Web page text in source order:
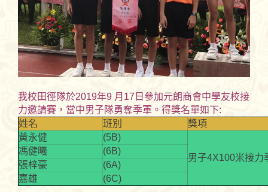
我校田徑隊於2019年9 月17日參加元朗商會中學友校接
力邀請賽，當中男子隊勇奪季軍。得獎名單如下:
姓名
班別
獎項
黃永健
(5B)
男子4X100米接力
馮健曦
(6B)
張梓豪
(6A)
嘉雄
(6C)